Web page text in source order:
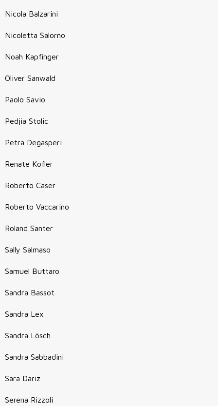
Nicola Balzarini
Nicoletta Salorno
Noah Kapfinger
Oliver Sanwald
Paolo Savio
Pedjia Stolic
Petra Degasperi
Renate Kofler
Roberto Caser
Roberto Vaccarino
Roland Santer
Sally Salmaso
Samuel Buttaro
Sandra Bassot
Sandra Lex
Sandra Lösch
Sandra Sabbadini
Sara Dariz
Serena Rizzoli